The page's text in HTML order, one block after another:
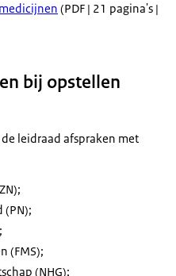
(PDF | 21 pagina's |
bij opstellen
leidraad afspraken met
(PN);
(FMS);
(NHG);